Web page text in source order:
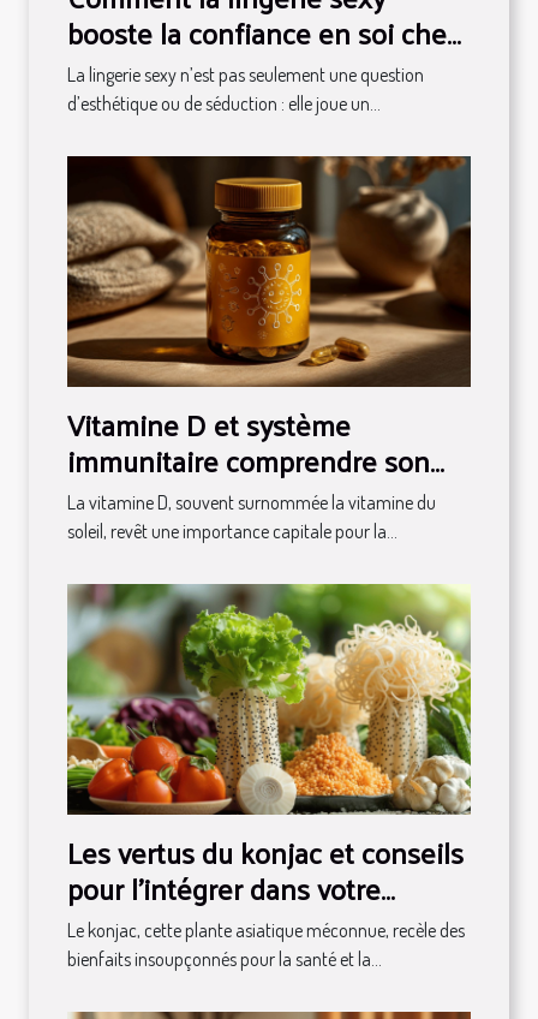
booste la confiance en soi chez
les femmes
La lingerie sexy n’est pas seulement une question
d’esthétique ou de séduction : elle joue un...
Vitamine D et système
immunitaire comprendre son
importance pour la santé
globale
La vitamine D, souvent surnommée la vitamine du
soleil, revêt une importance capitale pour la...
Les vertus du konjac et conseils
pour l'intégrer dans votre
régime alimentaire
Le konjac, cette plante asiatique méconnue, recèle des
bienfaits insoupçonnés pour la santé et la...